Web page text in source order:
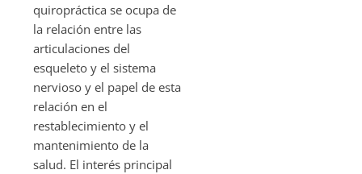
quiropráctica se ocupa de
la relación entre las
articulaciones del
esqueleto y el sistema
nervioso y el papel de esta
relación en el
restablecimiento y el
mantenimiento de la
salud. El interés principal